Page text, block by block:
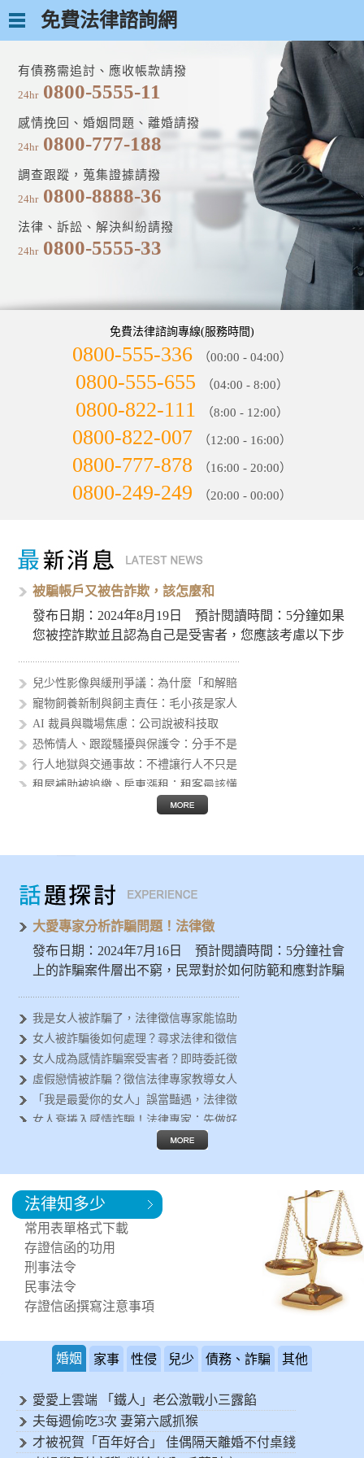
免費法律諮詢網
有債務需追討、應收帳款請撥
24hr 0800-5555-11
感情挽回、婚姻問題、離婚請撥
24hr 0800-777-188
調查跟蹤，蒐集證據請撥
24hr 0800-8888-36
法律、訴訟、解決糾紛請撥
24hr 0800-5555-33
免費法律諮詢專線(服務時間)
0800-555-336 （00:00 - 04:00）
0800-555-655 （04:00 - 8:00）
0800-822-111 （8:00 - 12:00）
0800-822-007 （12:00 - 16:00）
0800-777-878 （16:00 - 20:00）
0800-249-249 （20:00 - 00:00）
被騙帳戶又被告詐欺，該怎麼和
發布日期：2024年8月19日 預計閱讀時間：5分鐘如果
您被控詐欺並且認為自己是受害者，您應該考慮以下步
兒少性影像與緩刑爭議：為什麼「和解賠
寵物飼養新制與飼主責任：毛小孩是家人
AI 裁員與職場焦慮：公司說被科技取
恐怖情人、跟蹤騷擾與保護令：分手不是
行人地獄與交通事故：不禮讓行人不只是
租屋補助被追繳、房東漲租：租客最該懂
個資外洩後的人生風險：身分證字號、護
發揮大愛精神避免被詐騙，徵信專家示警
女人容易被金錢詐騙？法律徵信專家分析
大愛專家分析詐騙問題！法律徵
發布日期：2024年7月16日 預計閱讀時間：5分鐘社會
上的詐騙案件層出不窮，民眾對於如何防範和應對詐騙
我是女人被詐騙了，法律徵信專家能協助
女人被詐騙後如何處理？尋求法律和徵信
女人成為感情詐騙案受害者？即時委託徵
虛假戀情被詐騙？徵信法律專家教導女人
「我是最愛你的女人」誤當豔遇，法律徵
女人衰捲入感情詐騙！法律專家：先做好
遇到行車糾紛怎麼辦？法律專家告訴你這
鄰居每天製造噪音讓您受不了！可以進行
突然遇到法律問題，該如何尋求協助?
需要專業的法律諮詢，何處可以尋求協助
法律知多少
常用表單格式下載
存證信函的功用
刑事法令
民事法令
存證信函撰寫注意事項
婚姻 家事 性侵 兒少 債務、詐騙 其他
愛愛上雲端 「鐵人」老公激戰小三露餡
夫每週偷吃3次 妻第六感抓猴
才被祝賀「百年好合」 佳偶隔天離婚不付桌錢